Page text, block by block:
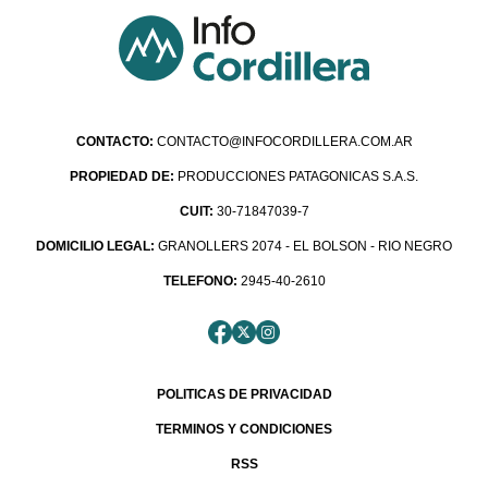
CONTACTO: CONTACTO@INFOCORDILLERA.COM.AR
PROPIEDAD DE: PRODUCCIONES PATAGONICAS S.A.S.
CUIT: 30-71847039-7
DOMICILIO LEGAL: GRANOLLERS 2074 - EL BOLSON - RIO NEGRO
TELEFONO: 2945-40-2610
POLITICAS DE PRIVACIDAD
TERMINOS Y CONDICIONES
RSS